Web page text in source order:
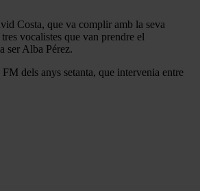
Costa, que va complir amb la seva
vocalistes que van prendre el
ser Alba Pérez.
dels anys setanta, que intervenia entre